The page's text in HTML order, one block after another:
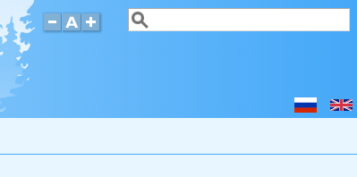
Форма поиска
Поиск